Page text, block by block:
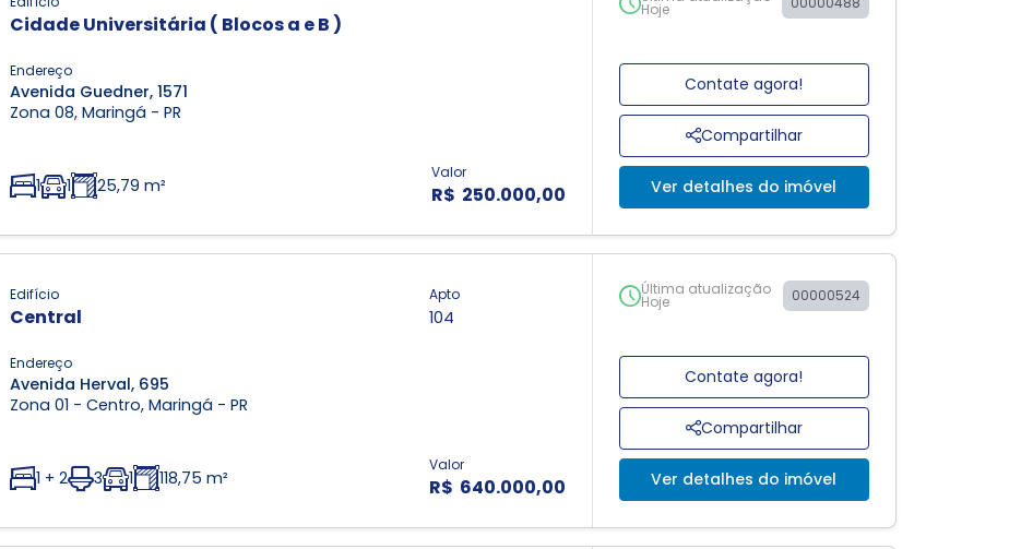
Cidade Universitária ( Blocos a e B )
Endereço
Avenida Guedner, 1571
Zona 08, Maringá - PR
1 1 25,79 m²
Valor
R$ 250.000,00
Hoje
Contate agora!
Compartilhar
Ver detalhes do imóvel
Edifício
Central
Endereço
Avenida Herval, 695
Zona 01 - Centro, Maringá - PR
1 + 2 3 1 118,75 m²
Valor
R$ 640.000,00
Apto
104
Última atualização
Hoje 00000524
Contate agora!
Compartilhar
Ver detalhes do imóvel